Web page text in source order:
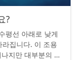
?
평선 아래로 낮게
집니다. 이 조용
지만 대부분의 사